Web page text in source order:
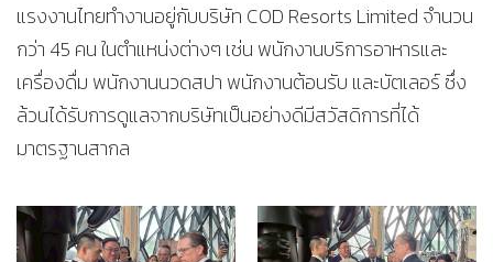
แรงงานไทยทำงานอยู่กับบริษัท COD Resorts Limited จำนวน
กว่า 45 คน ในตำแหน่งต่างๆ เช่น พนักงานบริการอาหารและ
เครื่องดื่ม พนักงานนวดสปา พนักงานต้อนรับ และบัตเลอร์ ซึ่ง
ล้วนได้รับการดูแลจากบริษัทเป็นอย่างดีมีสวัสดิการที่ได้
มาตรฐานสากล